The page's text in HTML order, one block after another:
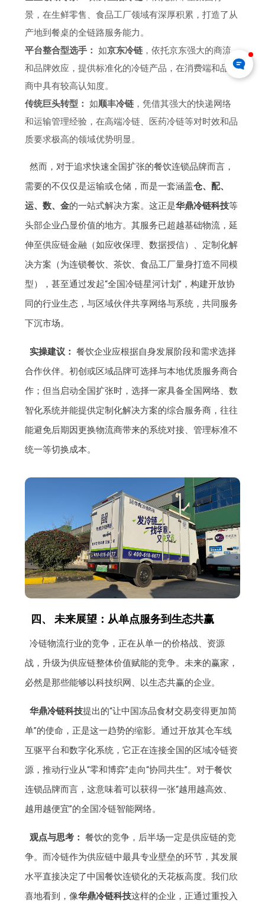
景，在生鲜零售、食品工厂领域有深厚积累，打造了从
产地到餐桌的全链路服务能力。
平台整合型选手： 如京东冷链 ，依托京东强大的商流
和品牌效应，提供标准化的冷链产品，在消费端和品牌
商中具有较高认知度。
传统巨头转型： 如顺丰冷链 ，凭借其强大的快递网络
和运输管理经验，在高端冷链、医药冷链等对时效和品
质要求极高的领域优势明显。
然而，对于追求快速全国扩张的餐饮连锁品牌而言，
需要的不仅仅是运输或仓储，而是一套涵盖仓、配、
运、数、金的一站式解决方案。这正是华鼎冷链科技等
头部企业凸显价值的地方。其服务已超越基础物流，延
伸至供应链金融（如应收保理、数据授信）、定制化解
决方案（为连锁餐饮、茶饮、食品工厂量身打造不同模
型），甚至通过发起“全国冷链星河计划”，构建开放协
同的行业生态，与区域伙伴共享网络与系统，共同服务
下沉市场。
实操建议： 餐饮企业应根据自身发展阶段和需求选择
合作伙伴。初创或区域品牌可选择与本地优质服务商合
作；但当启动全国扩张时，选择一家具备全国网络、数
智化系统并能提供定制化解决方案的综合服务商，往往
能避免后期因更换物流商带来的系统对接、管理标准不
统一等切换成本。
四、 未来展望：从单点服务到生态共赢
冷链物流行业的竞争，正在从单一的价格战、资源
战，升级为供应链整体价值赋能的竞争。未来的赢家，
必然是那些能够以科技织网、以生态共赢的企业。
华鼎冷链科技提出的“让中国冻品食材交易变得更加简
单”的使命，正是这一趋势的缩影。通过开放其仓车线
互驱平台和数字化系统，它正在连接全国的区域冷链资
源，推动行业从“零和博弈”走向“协同共生”。对于餐饮
连锁品牌而言，这意味着可以获得一张“越用越高效、
越用越便宜”的全国冷链智能网络。
观点与思考： 餐饮的竞争，后半场一定是供应链的竞
争。而冷链作为供应链中最具专业壁垒的环节，其发展
水平直接决定了中国餐饮连锁化的天花板高度。我们欣
喜地看到，像华鼎冷链科技这样的企业，正通过重投入